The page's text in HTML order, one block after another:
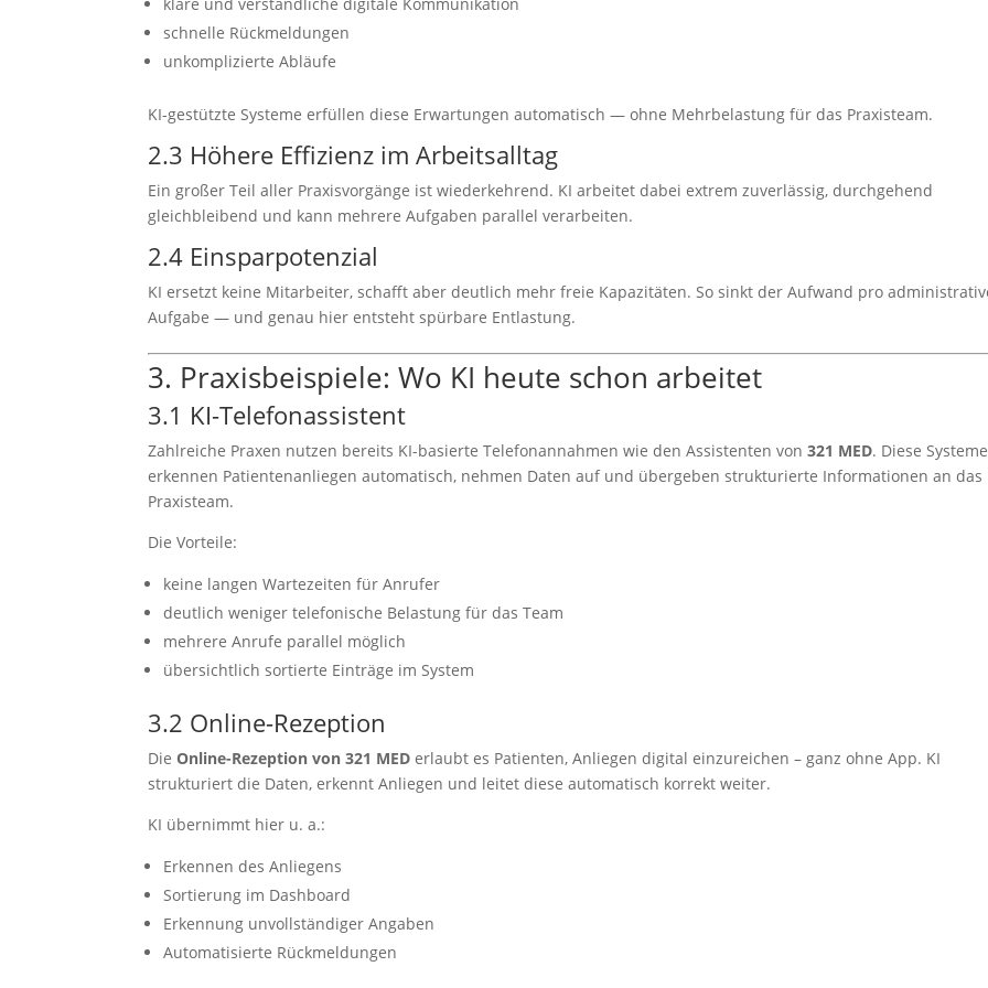
schnelle Rückmeldungen
unkomplizierte Abläufe
KI-gestützte Systeme erfüllen diese Erwartungen automatisch — ohne Mehrbelastung für das Praxisteam.
2.3 Höhere Effizienz im Arbeitsalltag
Ein großer Teil aller Praxisvorgänge ist wiederkehrend. KI arbeitet dabei extrem zuverlässig, durchgehend
gleichbleibend und kann mehrere Aufgaben parallel verarbeiten.
2.4 Einsparpotenzial
KI ersetzt keine Mitarbeiter, schafft aber deutlich mehr freie Kapazitäten. So sinkt der Aufwand pro
Aufgabe — und genau hier entsteht spürbare Entlastung.
3. Praxisbeispiele: Wo KI heute schon arbeitet
3.1 KI-Telefonassistent
Zahlreiche Praxen nutzen bereits KI-basierte Telefonannahmen wie den Assistenten von321 MED. Diese Systeme
erkennen Patientenanliegen automatisch, nehmen Daten auf und übergeben strukturierte Informationen an das
Praxisteam.
Die Vorteile:
keine langen Wartezeiten für Anrufer
deutlich weniger telefonische Belastung für das Team
mehrere Anrufe parallel möglich
übersichtlich sortierte Einträge im System
3.2 Online-Rezeption
DieOnline-Rezeption von 321 MED erlaubt es Patienten, Anliegen digital einzureichen – ganz ohne App. KI
strukturiert die Daten, erkennt Anliegen und leitet diese automatisch korrekt weiter.
KI übernimmt hier u. a.:
Erkennen des Anliegens
Sortierung im Dashboard
Erkennung unvollständiger Angaben
Automatisierte Rückmeldungen